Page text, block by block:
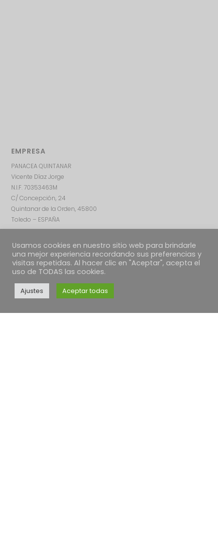
EMPRESA
PANACEA QUINTANAR
Vicente Díaz Jorge
N.I.F. 70353463M
C/ Concepción, 24
Quintanar de la Orden, 45800
Toledo – ESPAÑA
Usamos cookies en nuestro sitio web para brindarle
una mejor experiencia recordando sus preferencias y
visitas repetidas. Al hacer clic en "Aceptar", acepta el
uso de TODAS las cookies.
Ajustes Aceptar todas